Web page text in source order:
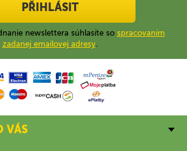
PŘIHLÁSIT
newslettera súhlasíte so spracovaním
zadanej emailovej adresy.
VÁS